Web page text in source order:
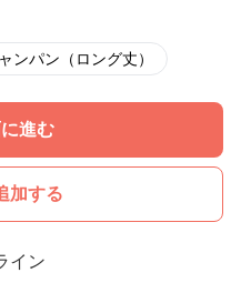
ンパン（ロング丈）
進む
加する